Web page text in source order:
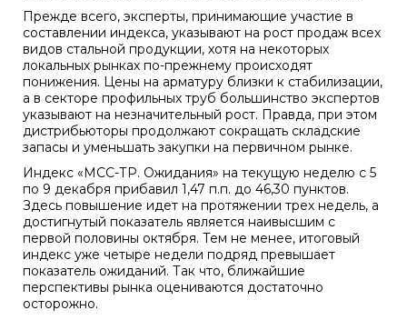
Прежде всего, эксперты, принимающие участие в
составлении индекса, указывают на рост продаж всех
видов стальной продукции, хотя на некоторых
локальных рынках по-прежнему происходят
понижения. Цены на арматуру близки к стабилизации,
а в секторе профильных труб большинство экспертов
указывают на незначительный рост. Правда, при этом
дистрибьюторы продолжают сокращать складские
запасы и уменьшать закупки на первичном рынке.
Индекс «МСС-ТР. Ожидания» на текущую неделю с 5
по 9 декабря прибавил 1,47 п.п. до 46,30 пунктов.
Здесь повышение идет на протяжении трех недель, а
достигнутый показатель является наивысшим с
первой половины октября. Тем не менее, итоговый
индекс уже четыре недели подряд превышает
показатель ожиданий. Так что, ближайшие
перспективы рынка оцениваются достаточно
осторожно.